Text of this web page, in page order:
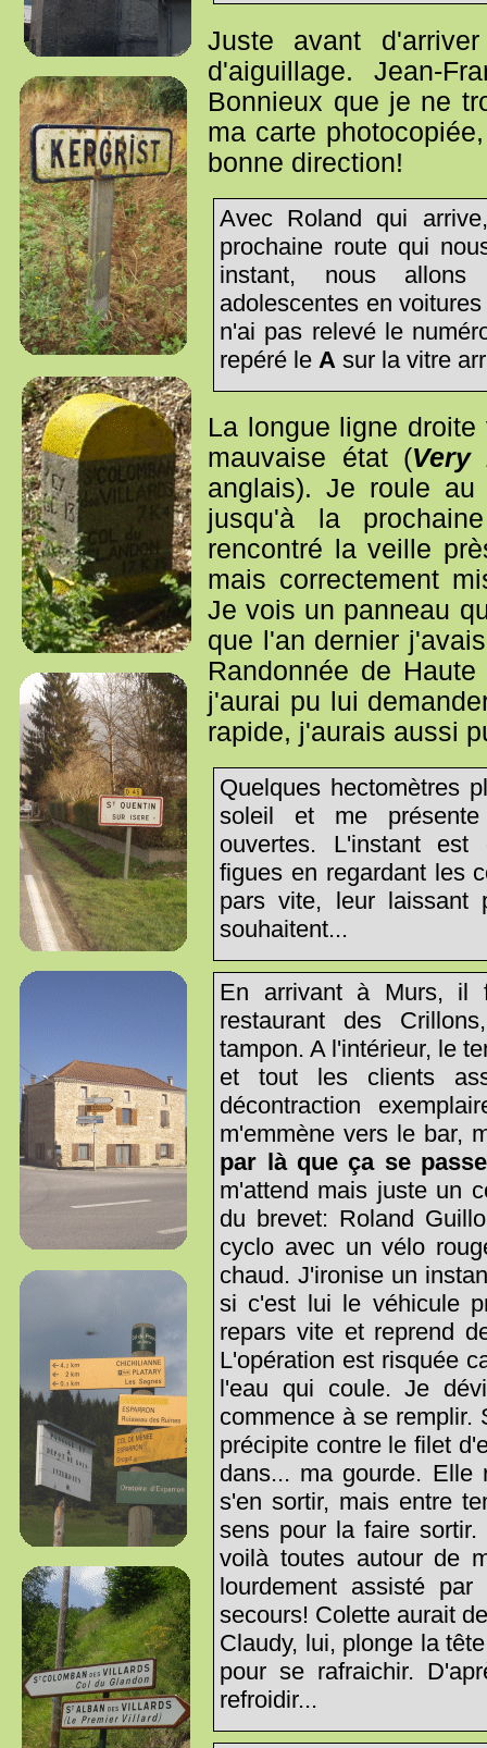
Juste avant
d'aiguillage. Jean-
Bonnieux que je ne
ma carte
bonne direction!
Avec Roland qui
prochaine route qui
instant, nous
adolescentes en
n'ai pas relevé le
repéré le A sur la vitre
La longue ligne
mauvaise état (Very
anglais). Je roule
jusqu'à la
rencontré la veille
mais correctement
Je vois un panneau
que l'an dernier
Randonnée de
j'aurai pu lui
rapide, j'aurais aussi
Quelques hectomètres
soleil et me
ouvertes. L'instant est
figues en regardant les
pars vite, leur laissant
souhaitent...
En arrivant à Murs, il
restaurant des
tampon. A l'intérieur, le
et tout les clients
décontraction
m'emmène vers le bar,
par là que ça se
m'attend mais juste un
du brevet: Roland
cyclo avec un vélo
chaud. J'ironise un
si c'est lui le véhicule
repars vite et reprend
L'opération est risquée
l'eau qui coule. Je
commence à se
précipite contre le filet
dans... ma gourde.
s'en sortir, mais entre
sens pour la faire
voilà toutes autour de
lourdement assisté
secours! Colette aurait
Claudy, lui, plonge la
pour se rafraichir.
refroidir...